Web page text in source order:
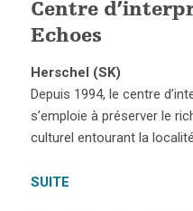
Centre
Echoes
Herschel (SK)
Depuis 1994, le centre
s’emploie à préserver le
culturel entourant la
SUITE